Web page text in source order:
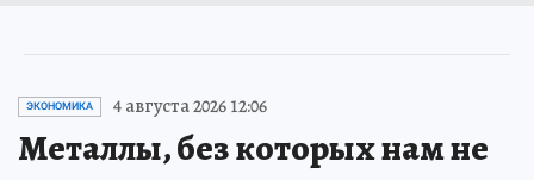
ЭКОНОМИКА 4 августа 2026 12:06
Металлы, без которых нам не